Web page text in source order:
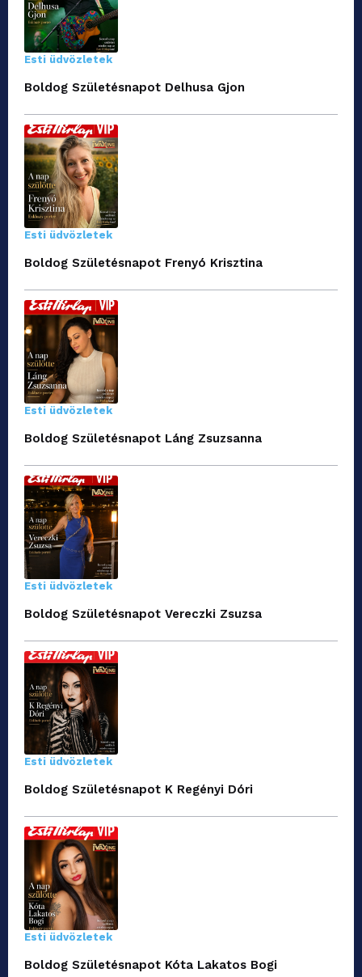
Esti üdvözletek
Boldog Születésnapot Delhusa Gjon
Esti üdvözletek
Boldog Születésnapot Frenyó Krisztina
Esti üdvözletek
Boldog Születésnapot Láng Zsuzsanna
Esti üdvözletek
Boldog Születésnapot Vereczki Zsuzsa
Esti üdvözletek
Boldog Születésnapot K Regényi Dóri
Esti üdvözletek
Boldog Születésnapot Kóta Lakatos Bogi